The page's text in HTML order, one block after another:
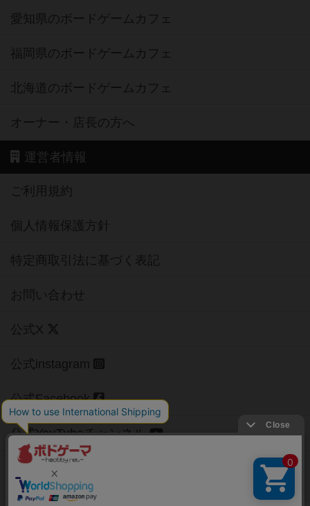
愛知県のボードゲームカフェ
福岡県のボードゲームカフェ
北海道のボードゲームカフェ
オーナー・店長の方へ
運営者情報
ご利用規約
個人情報保護方針
特定商取引法に基づく表記
お問い合わせ
公式X
公式instagram
公式Facebook
公式YouTubeチャンネル